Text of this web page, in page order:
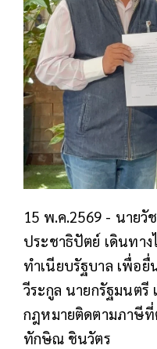
15 พ.ค.2569 - นายวั
ประชาธิปัตย์ เดินทา
ทำเนียบรัฐบาล เพื่อ
วีระกูล นายกรัฐมนต
กฎหมายติดตามภาษีที่
ทักษิณ ชินวัตร